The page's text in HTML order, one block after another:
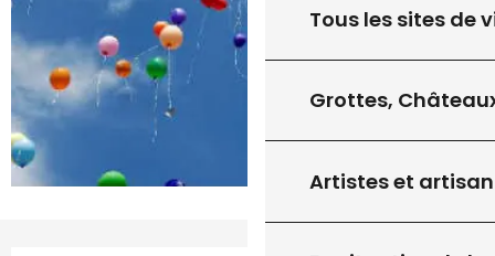
Tous les sites de
Grottes,
Artistes et